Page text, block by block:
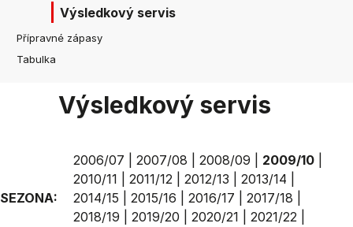
Výsledkový servis
Přípravné zápasy
Tabulka
Výsledkový servis
SEZONA:
2006/07 2007/08 2008/09 2009/10
2010/11
2011/12 2012/13 2013/14
2014/15
2015/16 2016/17 2017/18
2018/19
2019/20 2020/21 2021/22